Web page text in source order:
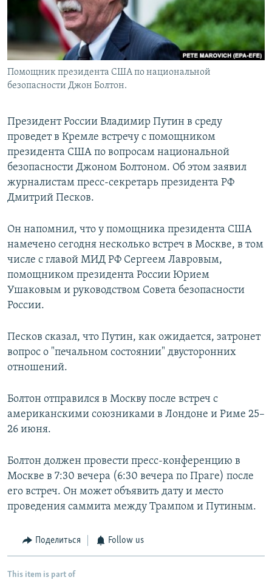
Помощник президента США по национальной
безопасности Джон Болтон.
Президент России Владимир Путин в среду
проведет в Кремле встречу с помощником
президента США по вопросам национальной
безопасности Джоном Болтоном. Об этом заявил
журналистам пресс-секретарь президента РФ
Дмитрий Песков.
Он напомнил, что у помощника президента США
намечено сегодня несколько встреч в Москве, в том
числе с главой МИД РФ Сергеем Лавровым,
помощником президента России Юрием
Ушаковым и руководством Совета безопасности
России.
Песков сказал, что Путин, как ожидается, затронет
вопрос о "печальном состоянии" двусторонних
отношений.
Болтон отправился в Москву после встреч с
американскими союзниками в Лондоне и Риме 25–
26 июня.
Болтон должен провести пресс-конференцию в
Москве в 7:30 вечера (6:30 вечера по Праге) после
его встреч. Он может объявить дату и место
проведения саммита между Трампом и Путиным.
Поделиться Follow us
This item is part of